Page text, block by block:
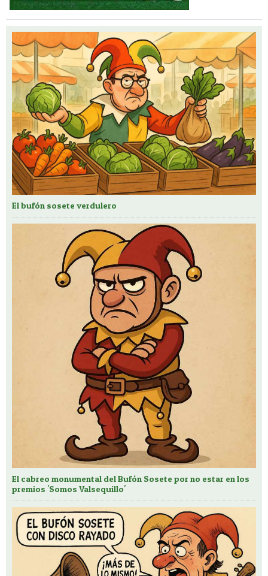
El bufón sosete verdulero
El cabreo monumental del Bufón Sosete por no estar en los
premios 'Somos Valsequillo'